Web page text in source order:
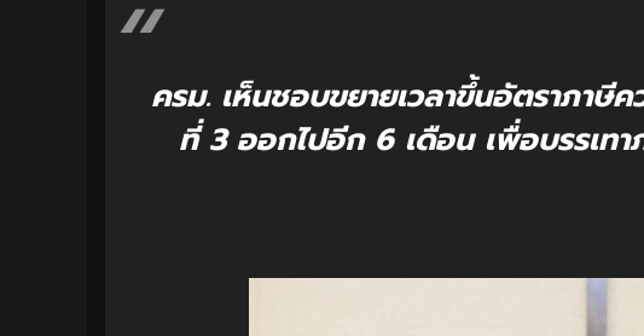
ครม. เห็นชอบขยายเวลาขึ้นอัตราภาษี
ที่ 3 ออกไปอีก 6 เดือน เพื่อบรรเทา